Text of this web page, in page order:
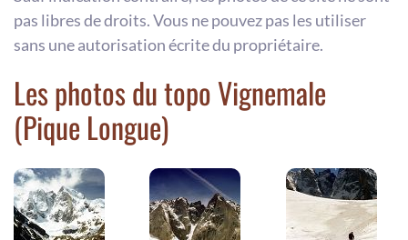
pas libres de droits. Vous ne pouvez pas les utiliser
sans une autorisation écrite du propriétaire.
Les photos du topo Vignemale
(Pique Longue)